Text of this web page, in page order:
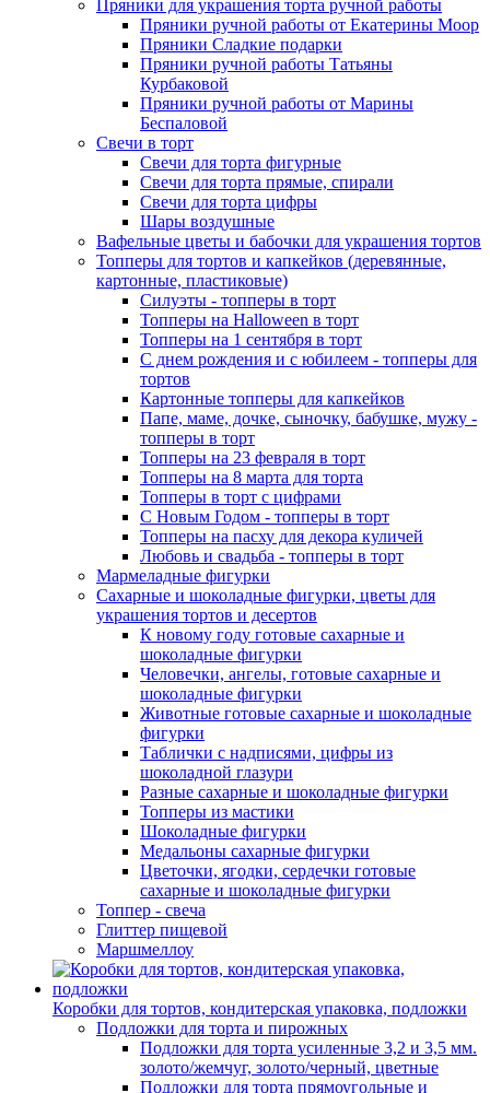
Пряники для украшения торта ручной работы
Пряники ручной работы от Екатерины Моор
Пряники Сладкие подарки
Пряники ручной работы Татьяны
Курбаковой
Пряники ручной работы от Марины
Беспаловой
Свечи в торт
Свечи для торта фигурные
Свечи для торта прямые, спирали
Свечи для торта цифры
Шары воздушные
Вафельные цветы и бабочки для украшения тортов
Топперы для тортов и капкейков (деревянные,
картонные, пластиковые)
Силуэты - топперы в торт
Топперы на Halloween в торт
Топперы на 1 сентября в торт
С днем рождения и с юбилеем - топперы для
тортов
Картонные топперы для капкейков
Папе, маме, дочке, сыночку, бабушке, мужу -
топперы в торт
Топперы на 23 февраля в торт
Топперы на 8 марта для торта
Топперы в торт с цифрами
С Новым Годом - топперы в торт
Топперы на пасху для декора куличей
Любовь и свадьба - топперы в торт
Мармеладные фигурки
Сахарные и шоколадные фигурки, цветы для
украшения тортов и десертов
К новому году готовые сахарные и
шоколадные фигурки
Человечки, ангелы, готовые сахарные и
шоколадные фигурки
Животные готовые сахарные и шоколадные
фигурки
Таблички с надписями, цифры из
шоколадной глазури
Разные сахарные и шоколадные фигурки
Топперы из мастики
Шоколадные фигурки
Медальоны сахарные фигурки
Цветочки, ягодки, сердечки готовые
сахарные и шоколадные фигурки
Топпер - свеча
Глиттер пищевой
Маршмеллоу
Коробки для тортов, кондитерская упаковка, подложки
Подложки для торта и пирожных
Подложки для торта усиленные 3,2 и 3,5 мм.
золото/жемчуг, золото/черный, цветные
Подложки для торта прямоугольные и